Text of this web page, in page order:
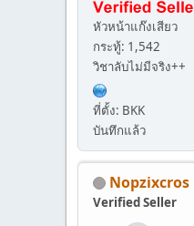
หัวหน้าแก๊งเสียว
กระทู้: 1,542
วิชาลับไม่มีจริง++
ที่ตั้ง: BKK
บันทึกแล้ว
Nopzixcros
Verified Seller